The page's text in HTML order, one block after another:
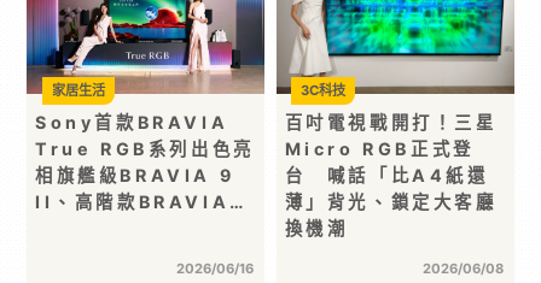
Sony首款BRAVIA
True RGB系列出色亮
相旗艦級BRAVIA 9
II、高階款BRAVIA…
2026/06/16
家居生活
百吋電視戰開打！三星
Micro RGB正式登
台 喊話「比A4紙還
薄」背光、鎖定大客廳
換機潮
2026/06/08
3C科技